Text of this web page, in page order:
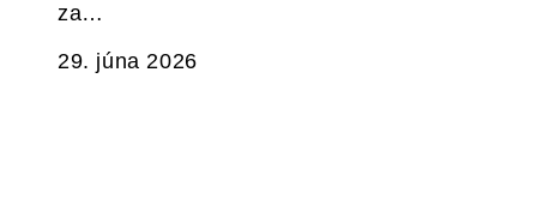
za…
29. júna 2026